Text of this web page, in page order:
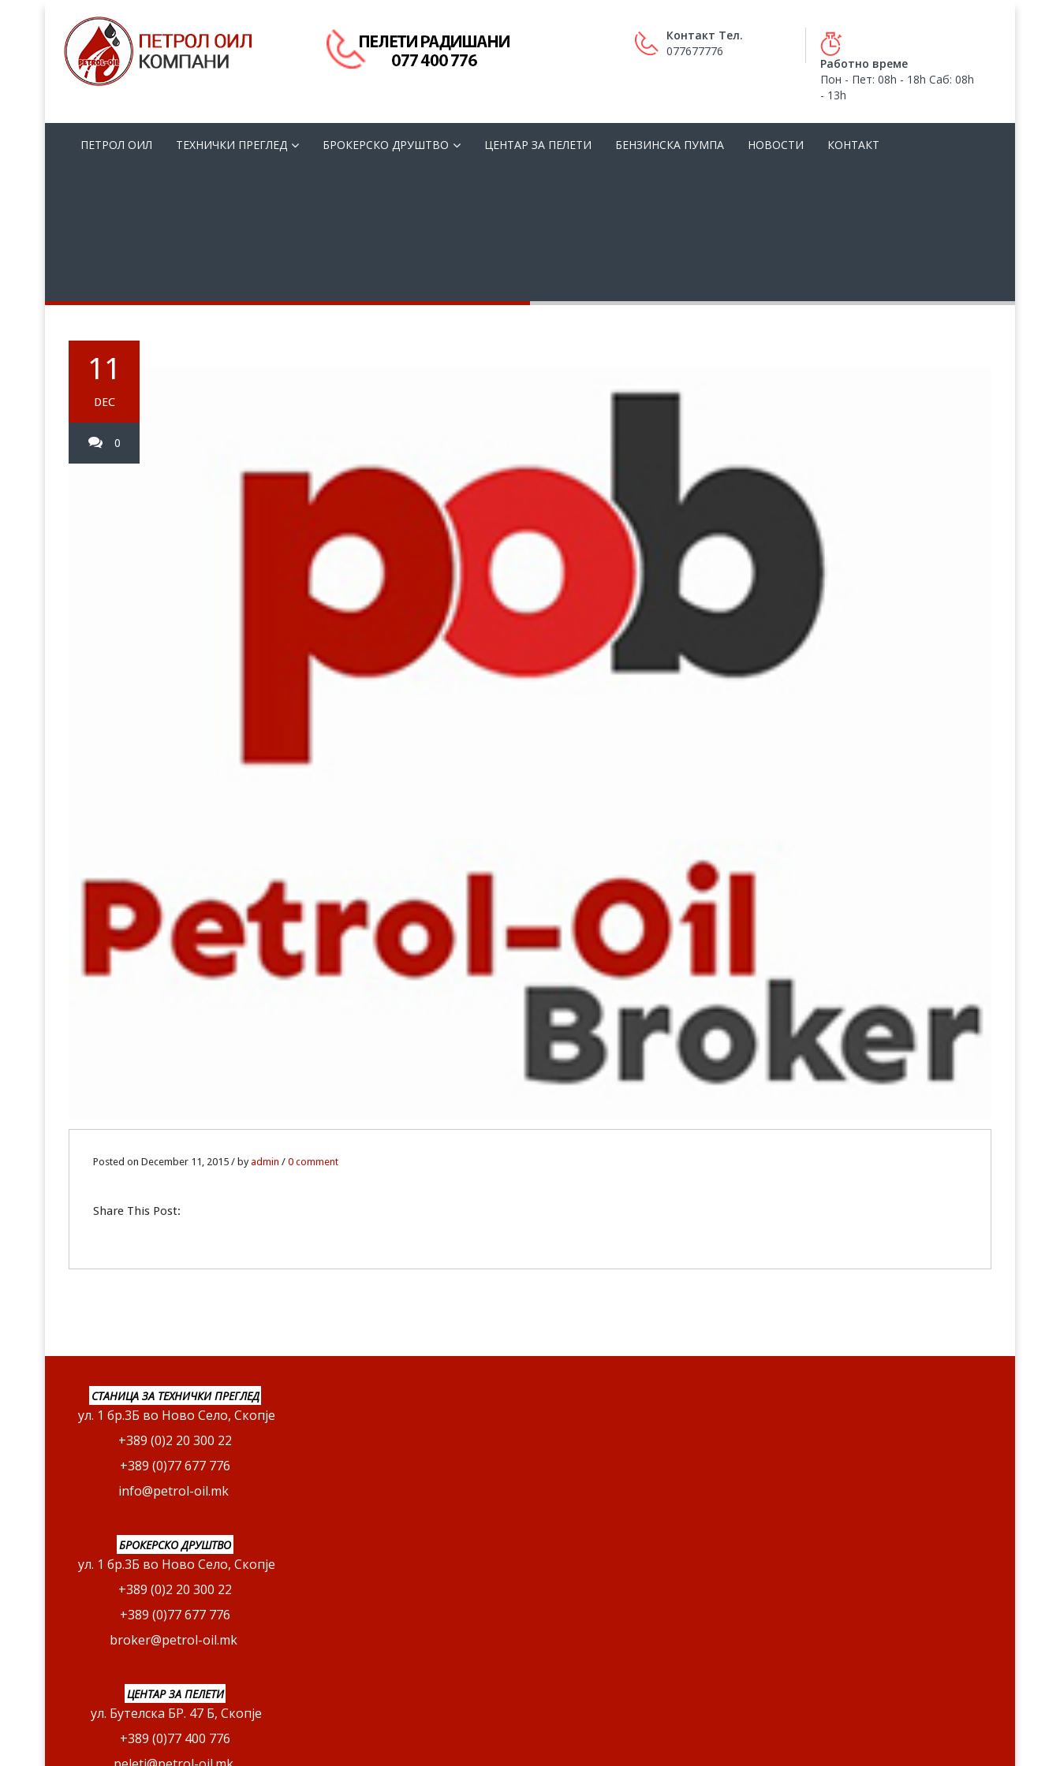
Контакт Тел.
077677776
Работно време
Пон - Пет: 08h - 18h Саб: 08h
- 13h
ПЕТРОЛ ОИЛ ТЕХНИЧКИ ПРЕГЛЕД БРОКЕРСКО ДРУШТВО ЦЕНТАР ЗА ПЕЛЕТИ БЕНЗИНСКА ПУМПА НОВОСТИ КОНТАКТ
11
DEC
0
Posted on December 11, 2015 / byadmin / 0 comment
Share This Post:
СТАНИЦА ЗА ТЕХНИЧКИ ПРЕГЛЕД
ул. 1 бр.3Б во Ново Село, Скопје
+389 (0)2 20 300 22
+389 (0)77 677 776
info@petrol-oil.mk
БРОКЕРСКО ДРУШТВО
ул. 1 бр.3Б во Ново Село, Скопје
+389 (0)2 20 300 22
+389 (0)77 677 776
broker@petrol-oil.mk
ЦЕНТАР ЗА ПЕЛЕТИ
ул. Бутелска БР. 47 Б, Скопје
+389 (0)77 400 776